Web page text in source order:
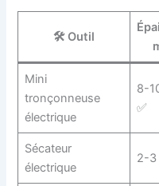
🛠️ Outil
Mini
tronçonneuse
électrique
8-
✅
Sécateur
électrique
2-3